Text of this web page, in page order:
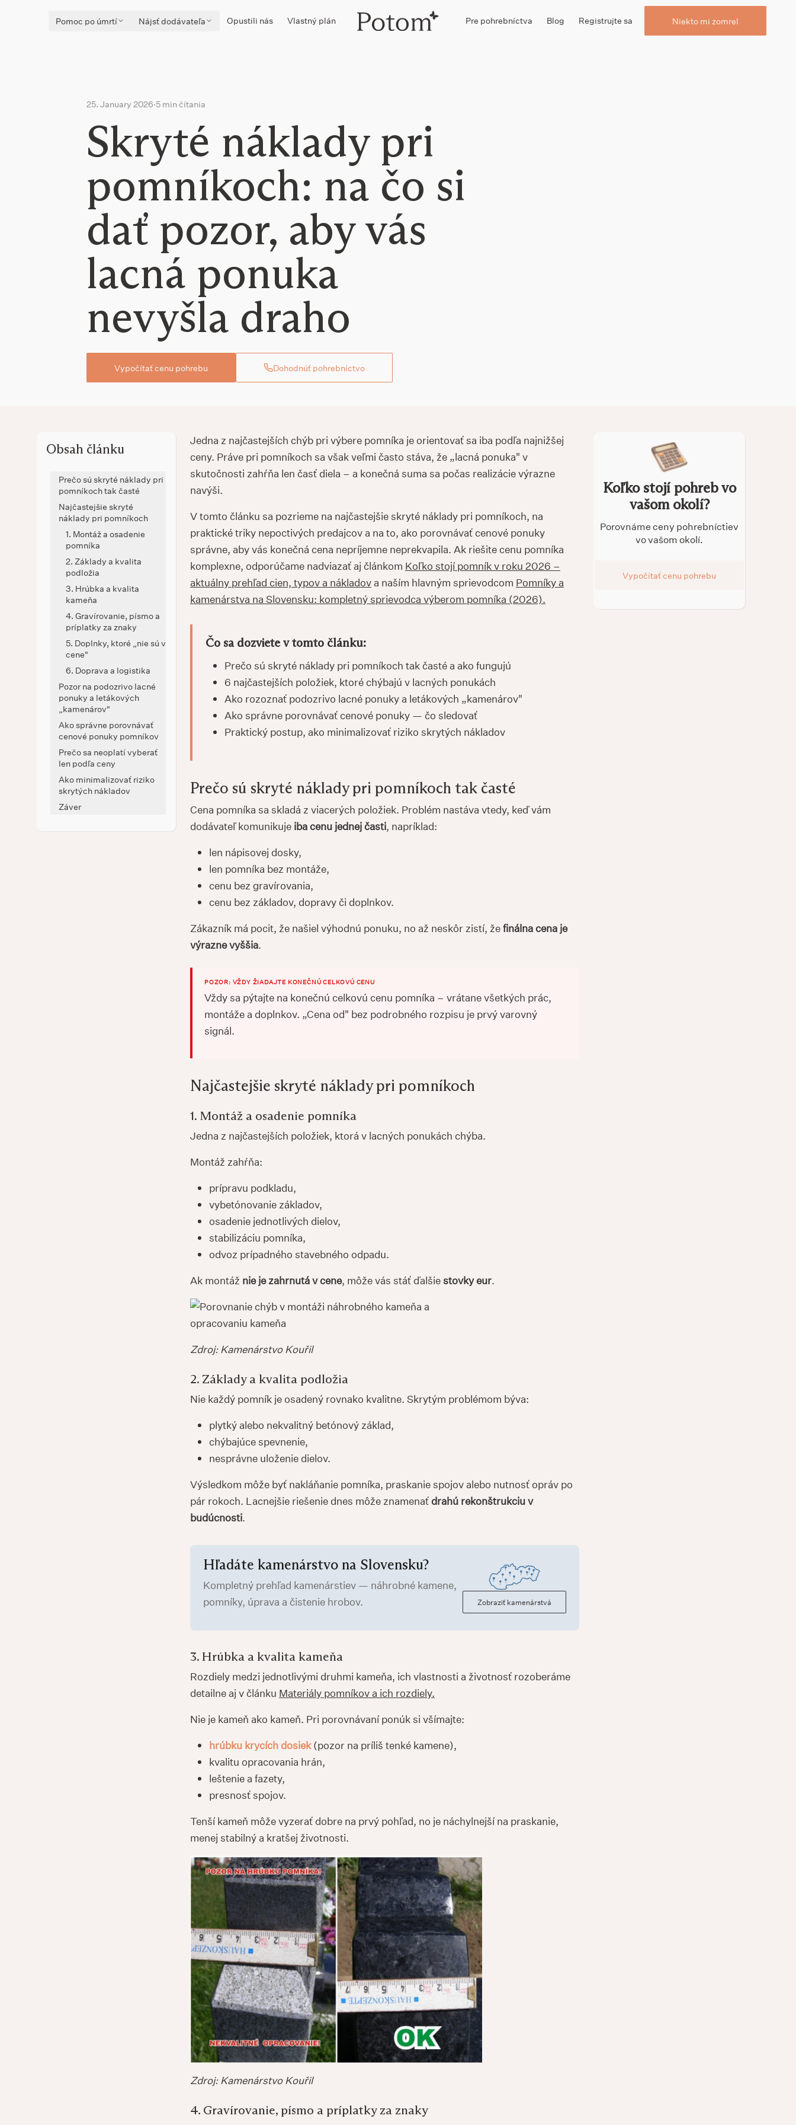
Pomoc po úmrtí Nájsť dodávateľa Opustili nás Vlastný plán Pre pohrebníctva Blog Registrujte sa Niekto mi zomrel
25. January 2026·5 min čítania
Skryté náklady pri
pomníkoch: na čo si
dať pozor, aby vás
lacná ponuka
nevyšla draho
Vypočítať cenu pohrebu Dohodnúť pohrebníctvo
Obsah článku
Prečo sú skryté náklady pri
pomníkoch tak časté
Najčastejšie skryté
náklady pri pomníkoch
1. Montáž a osadenie
pomníka
2. Základy a kvalita
podložia
3. Hrúbka a kvalita
kameňa
4. Gravírovanie, písmo a
príplatky za znaky
5. Doplnky, ktoré „nie sú v
cene"
6. Doprava a logistika
Pozor na podozrivo lacné
ponuky a letákových
„kamenárov"
Ako správne porovnávať
cenové ponuky pomníkov
Prečo sa neoplatí vyberať
len podľa ceny
Ako minimalizovať riziko
skrytých nákladov
Záver
Jedna z najčastejších chýb pri výbere pomníka je orientovať sa iba podľa najnižšej
ceny. Práve pri pomníkoch sa však veľmi často stáva, že „lacná ponuka" v
skutočnosti zahŕňa len časť diela – a konečná suma sa počas realizácie výrazne
navýši.
V tomto článku sa pozrieme na najčastejšie skryté náklady pri pomníkoch, na
praktické triky nepoctivých predajcov a na to, ako porovnávať cenové ponuky
správne, aby vás konečná cena nepríjemne neprekvapila. Ak riešite cenu pomníka
komplexne, odporúčame nadviazať aj článkom Koľko stojí pomník v roku 2026 –
aktuálny prehľad cien, typov a nákladov a naším hlavným sprievodcom Pomníky a
kamenárstva na Slovensku: kompletný sprievodca výberom pomníka (2026).
Čo sa dozviete v tomto článku:
Prečo sú skryté náklady pri pomníkoch tak časté a ako fungujú
6 najčastejších položiek, ktoré chýbajú v lacných ponukách
Ako rozoznať podozrivo lacné ponuky a letákových „kamenárov"
Ako správne porovnávať cenové ponuky — čo sledovať
Praktický postup, ako minimalizovať riziko skrytých nákladov
Prečo sú skryté náklady pri pomníkoch tak časté
Cena pomníka sa skladá z viacerých položiek. Problém nastáva vtedy, keď vám
dodávateľ komunikuje iba cenu jednej časti, napríklad:
len nápisovej dosky,
len pomníka bez montáže,
cenu bez gravírovania,
cenu bez základov, dopravy či doplnkov.
Zákazník má pocit, že našiel výhodnú ponuku, no až neskôr zistí, žefinálna cena je
výrazne vyššia.
POZOR: VŽDY ŽIADAJTE KONEČNÚ CELKOVÚ CENU
Vždy sa pýtajte na konečnú celkovú cenu pomníka – vrátane všetkých prác,
montáže a doplnkov. „Cena od" bez podrobného rozpisu je prvý varovný
signál.
Najčastejšie skryté náklady pri pomníkoch
1. Montáž a osadenie pomníka
Jedna z najčastejších položiek, ktorá v lacných ponukách chýba.
Montáž zahŕňa:
prípravu podkladu,
vybetónovanie základov,
osadenie jednotlivých dielov,
stabilizáciu pomníka,
odvoz prípadného stavebného odpadu.
Ak montáž nie je zahrnutá v cene, môže vás stáť ďalšiestovky eur.
Zdroj: Kamenárstvo Kouřil
2. Základy a kvalita podložia
Nie každý pomník je osadený rovnako kvalitne. Skrytým problémom býva:
plytký alebo nekvalitný betónový základ,
chýbajúce spevnenie,
nesprávne uloženie dielov.
Výsledkom môže byť nakláňanie pomníka, praskanie spojov alebo nutnosť opráv po
pár rokoch. Lacnejšie riešenie dnes môže znamenať drahú rekonštrukciu v
budúcnosti.
Hľadáte kamenárstvo na Slovensku?
Kompletný prehľad kamenárstiev — náhrobné kamene,
pomníky, úprava a čistenie hrobov.
Zobraziť kamenárstvá
3. Hrúbka a kvalita kameňa
Rozdiely medzi jednotlivými druhmi kameňa, ich vlastnosti a životnosť rozoberáme
detailne aj v článku Materiály pomníkov a ich rozdiely.
Nie je kameň ako kameň. Pri porovnávaní ponúk si všímajte:
hrúbku krycích dosiek(pozor na príliš tenké kamene),
kvalitu opracovania hrán,
leštenie a fazety,
presnosť spojov.
Tenší kameň môže vyzerať dobre na prvý pohľad, no je náchylnejší na praskanie,
menej stabilný a kratšej životnosti.
Zdroj: Kamenárstvo Kouřil
4. Gravírovanie, písmo a príplatky za znaky
Koľko stojí pohreb vo
vašom okolí?
Porovnáme ceny pohrebníctiev
vo vašom okolí.
Vypočítať cenu pohrebu